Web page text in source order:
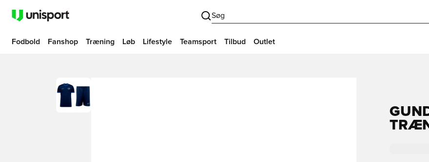
Søg
Fodbold Fanshop Træning Løb Lifestyle Teamsport Tilbud Outlet